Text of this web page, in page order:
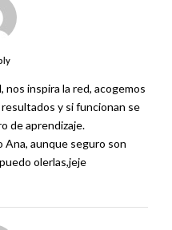
nos inspira la red, acogemos
y si funcionan se
de aprendizaje.
Ana, aunque seguro son
olerlas,jeje